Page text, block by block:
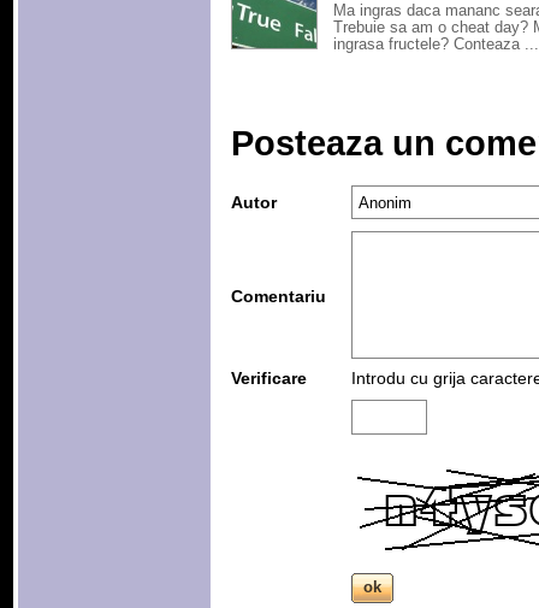
Ma ingras daca mananc
Trebuie sa am o cheat day?
ingrasa fructele? Conteaza ...
Posteaza un
Autor
Comentariu
Verificare Introdu cu grija